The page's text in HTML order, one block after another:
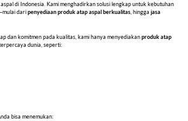
di Indonesia. Kami menghadirkan solusi lengkap untuk kebutuhan
daripenyediaan produk atap aspal berkualitas, hingga jasa
dan komitmen pada kualitas, kami hanya menyediakanproduk atap
dunia, seperti:
bisa menemukan: